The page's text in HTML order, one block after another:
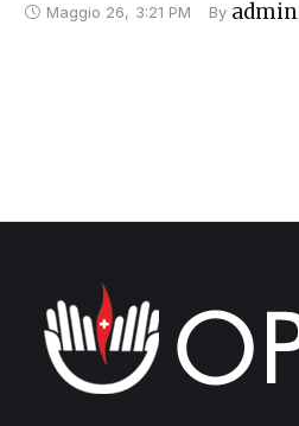
Maggio 26, 3:21 PM By admin